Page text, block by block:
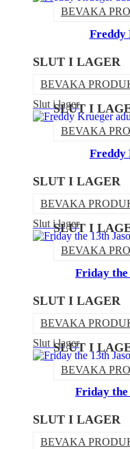
BEVAKA
Freddy
SLUT I LAGER
BEVAKA
Slut i lager
SLUT I
BEVAKA
Freddy
SLUT I LAGER
BEVAKA
Slut i lager
SLUT I
BEVAKA
Friday the
SLUT I LAGER
BEVAKA
Slut i lager
SLUT I
BEVAKA
Friday the
SLUT I LAGER
BEVAKA